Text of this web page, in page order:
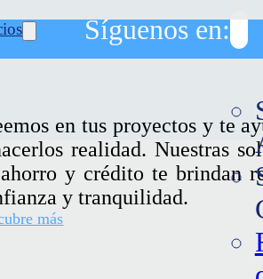
en tus proyectos y te
realidad. Nuestras
y crédito te brindan
y tranquilidad.
más
Síguenos en: